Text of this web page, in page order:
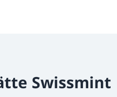
Swissmint